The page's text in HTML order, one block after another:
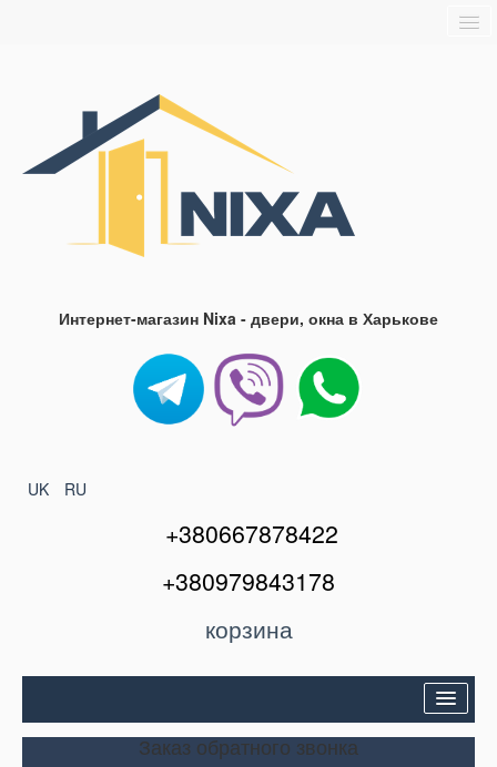
Контакты
Интернет-магазин Nixa - двери, окна в Харькове
UK RU
+380667878422
+380979843178
корзина
Двери входныеЗаказ обратного звонка